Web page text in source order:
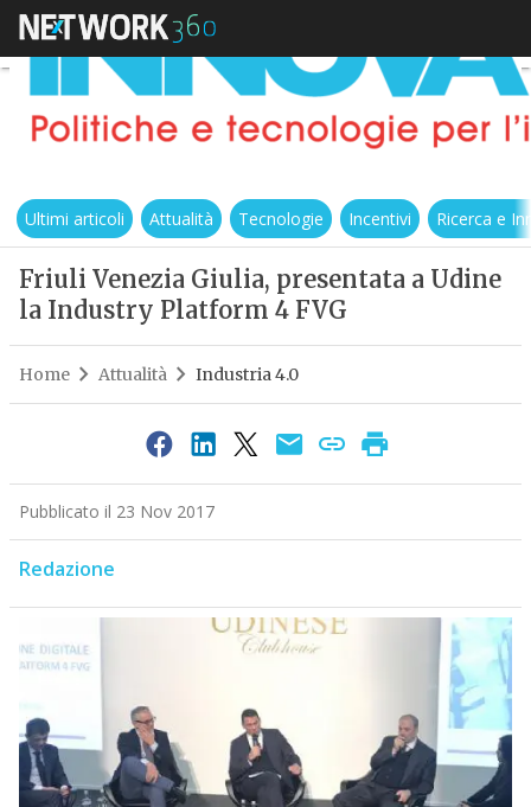
Ultimi articoli Attualità Tecnologie Incentivi Ricerca e
Friuli Venezia Giulia, presentata a Udine
la Industry Platform 4 FVG
Home Attualità Industria 4.0
Pubblicato il 23 Nov 2017
Redazione